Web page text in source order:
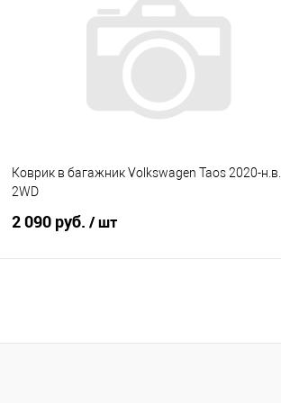
Купить в 1 клик
Сравнение
Под заказ
Коврик в багажник Volkswagen Taos 2020-н.в.
2WD
2 090 руб. / шт
Купить в 1 клик
Сравнение